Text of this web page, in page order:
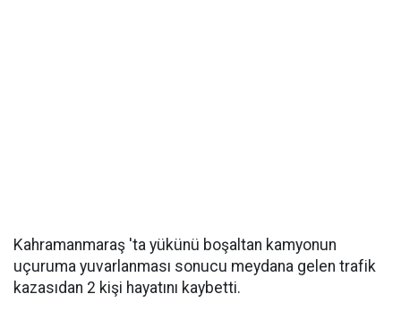
Kahramanmaraş 'ta yükünü boşaltan kamyonun
uçuruma yuvarlanması sonucu meydana gelen trafik
kazasıdan 2 kişi hayatını kaybetti.